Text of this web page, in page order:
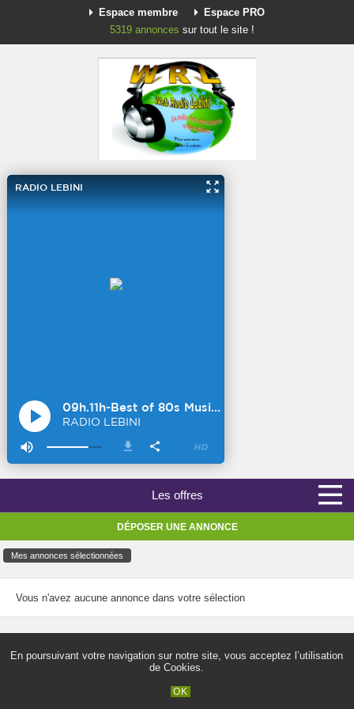
Espace membre
Espace PRO
5319 annonces sur tout le site !
Les offres
DÉPOSER UNE ANNONCE
Mes annonces sélectionnées
Vous n'avez aucune annonce dans votre sélection
Copyright ©
LEBINI
-Infos légales et CGU
En poursuivant votre navigation sur notre site, vous acceptez l’utilisation
de Cookies.
OK